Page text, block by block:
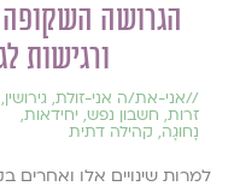
הגרושה
ורגישות
//אני-את/ה אני-זולת, גירושין,
זרות, חשבון נפש, יחידאות,
נָחוּגָה, קהילה דתית
למרות שינויים אלו ואחרים